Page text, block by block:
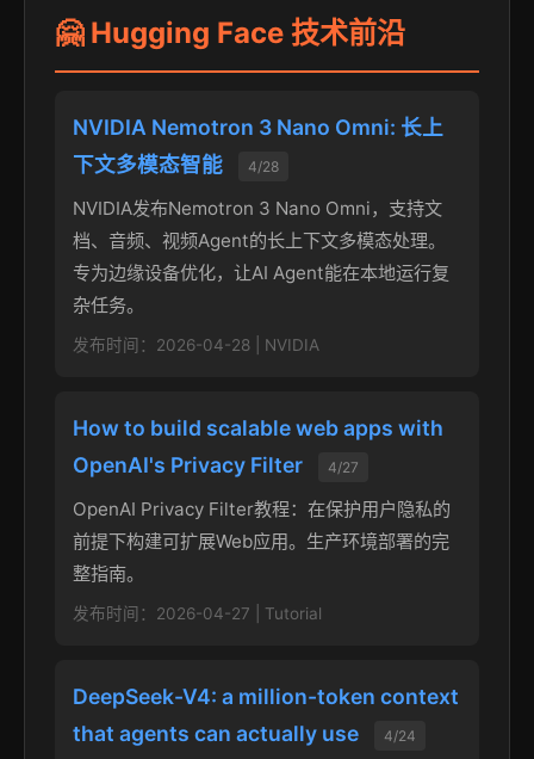
🤗 Hugging Face 技术前沿
NVIDIA Nemotron 3 Nano Omni: 长上
下文多模态智能
4/28
NVIDIA发布Nemotron 3 Nano Omni，支持文
档、音频、视频Agent的长上下文多模态处理。
专为边缘设备优化，让AI Agent能在本地运行复
杂任务。
发布时间：2026-04-28 | NVIDIA
How to build scalable web apps with
OpenAI's Privacy Filter
4/27
OpenAI Privacy Filter教程：在保护用户隐私的
前提下构建可扩展Web应用。生产环境部署的完
整指南。
发布时间：2026-04-27 | Tutorial
DeepSeek-V4: a million-token context
that agents can actually use
4/24